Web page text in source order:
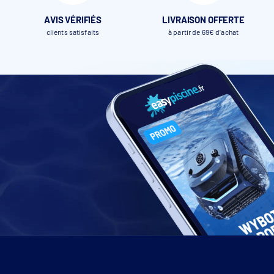
Découpe bloc
filtrant
longueurs
transversales
Sangles réglables
coloris assorti
Sangles
Piton douille
ok
x
25 cm de chaque côté 30 cm
AVIS VÉRIFIÉS
clients satisfaits
LIVRAISON OFFERTE
à partir de 69€ d’achat